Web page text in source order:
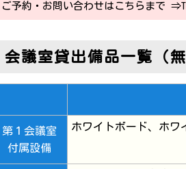
ご予約・お問い合わせはこちらまで
会議室貸出備品一覧（無
第１会議室
付属設備
ホワイトボード、ホワ